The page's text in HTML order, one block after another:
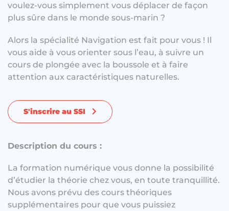
voulez-vous simplement vous déplacer de façon
plus sûre dans le monde sous-marin ?
Alors la spécialité Navigation est fait pour vous ! Il
vous aide à vous orienter sous l’eau, à suivre un
cours de plongée avec la boussole et à faire
attention aux caractéristiques naturelles.
S'inscrire au SSI
Description du cours :
La formation numérique vous donne la possibilité
d’étudier la théorie chez vous, en toute tranquillité.
Nous avons prévu des cours théoriques
supplémentaires pour que vous puissiez